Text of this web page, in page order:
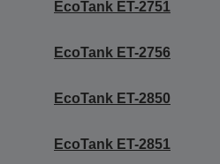
EcoTank ET-2751
EcoTank ET-2756
EcoTank ET-2850
EcoTank ET-2851